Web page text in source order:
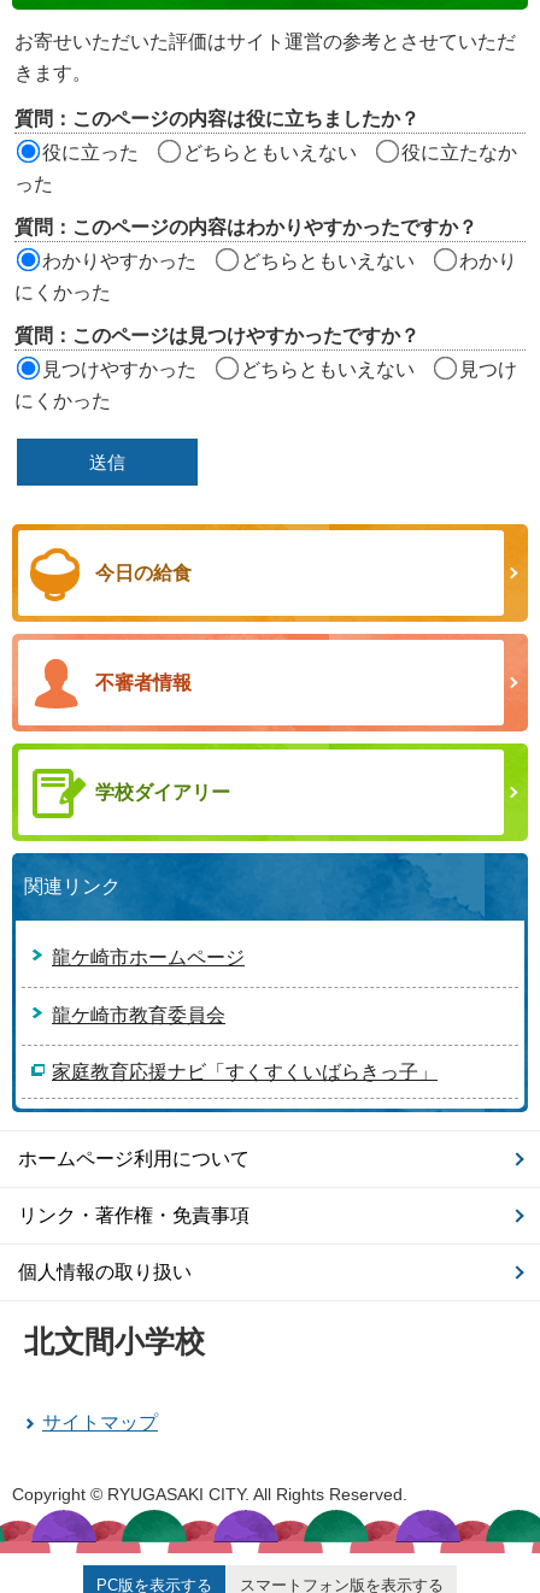
ン
ツ
評
価
ア
お寄せいただいた評価はサイト運営の参考とさせていただ
きます。
質問：このページの内容は役に立ちましたか？
役に立った
どちらともいえない
役に立たなか
った
質問：このページの内容はわかりやすかったですか？
わかりやすかった
どちらともいえない
わかり
にくかった
質問：このページは見つけやすかったですか？
見つけやすかった
どちらともいえない
見つけ
にくかった
今日の給食
不審者情報
学校ダイアリー
関連リンク
龍ケ崎市ホームページ
龍ケ崎市教育委員会
家庭教育応援ナビ「すくすくいばらきっ子」
ホームページ利用について
リンク・著作権・免責事項
個人情報の取り扱い
北文間小学校
サイトマップ
Copyright © RYUGASAKI CITY. All Rights Reserved.
PC版を表示する スマートフォン版を表示する